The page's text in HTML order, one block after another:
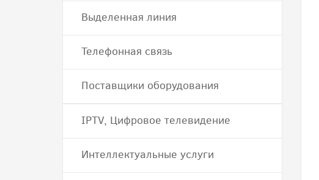
Выделенная линия
Телефонная связь
Поставщики оборудования
IPTV, Цифровое телевидение
Интеллектуальные услуги